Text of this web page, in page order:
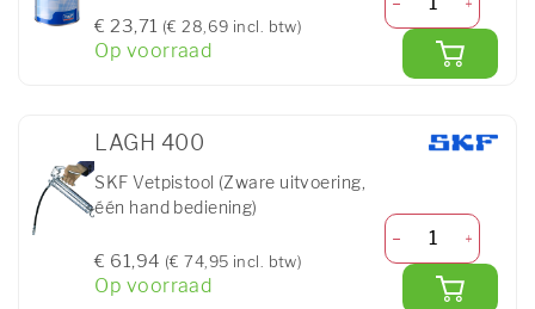
€ 23,71 (€ 28,69 incl. btw)
Op voorraad
LAGH 400
SKF Vetpistool (Zware uitvoering,
één hand bediening)
€ 61,94 (€ 74,95 incl. btw)
Op voorraad